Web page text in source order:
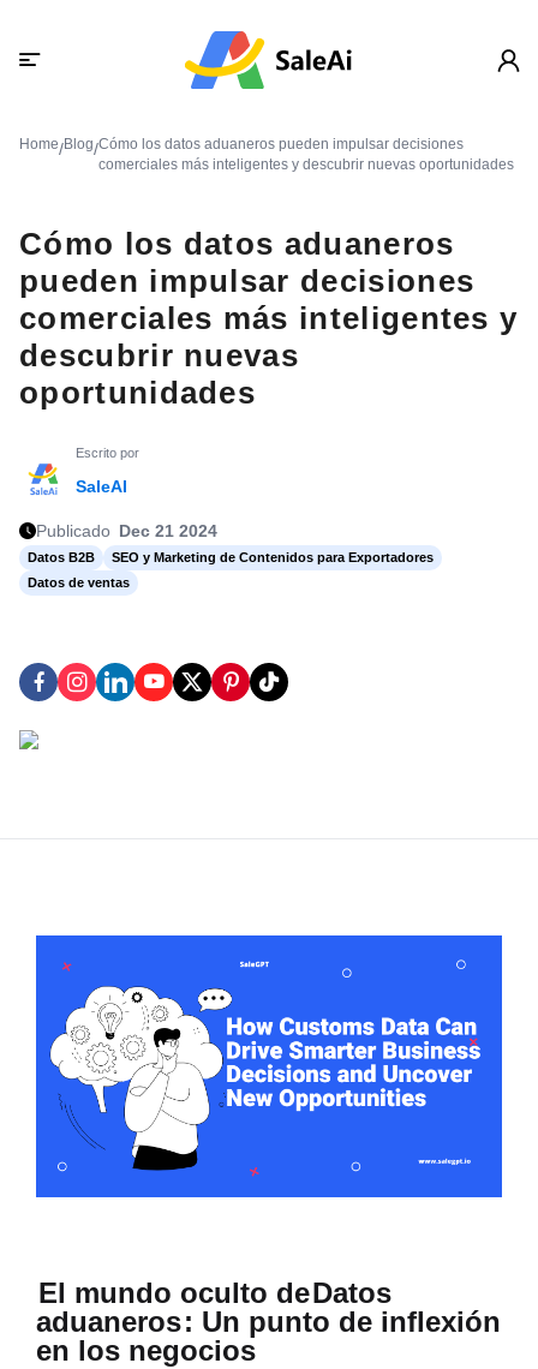
Home/Blog/Cómo los datos aduaneros pueden impulsar decisiones
comerciales más inteligentes y descubrir nuevas oportunidades
Cómo los datos aduaneros
pueden impulsar decisiones
comerciales más inteligentes y
descubrir nuevas
oportunidades
Escrito por
SaleAI
Publicado Dec 21 2024
Datos B2B
SEO y Marketing de Contenidos para Exportadores
Datos de ventas
El mundo oculto deDatos
aduaneros: Un punto de inflexión
en los negocios